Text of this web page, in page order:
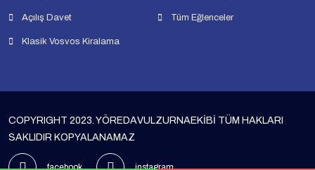
Açılış Davet Tüm Eğlenceler
Klasik Vosvos Kiralama
COPYRIGHT 2023. YÖREDAVULZURNAEKİBİ TÜM HAKLARI
SAKLIDIR KOPYALANAMAZ
facebook instagram